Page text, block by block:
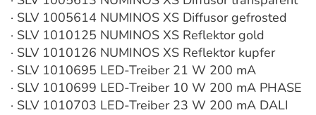
· SLV 1005614 NUMINOS XS Diffusor gefrosted
· SLV 1010125 NUMINOS XS Reflektor gold
· SLV 1010126 NUMINOS XS Reflektor kupfer
· SLV 1010695 LED-Treiber 21 W 200 mA
· SLV 1010699 LED-Treiber 10 W 200 mA PHASE
· SLV 1010703 LED-Treiber 23 W 200 mA DALI